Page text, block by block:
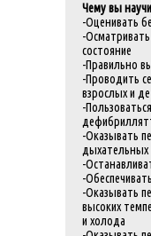
Чему вы
-Оценивать
-
состояние
-Правильно
-Проводить
взрослых и
-
-Оказывать
дыхательных
-
-
-Оказывать
высоких
и холода